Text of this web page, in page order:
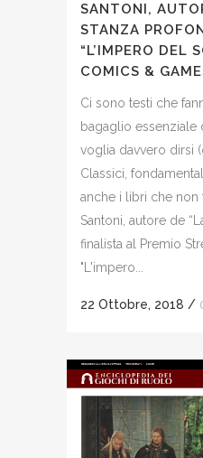
SANTONI,
STANZA
“L’IMPERO DEL
COMICS &
Ci sono testi che
bagaglio
voglia davvero dirsi
Classici,
anche i libri che non
Santoni, autore de
finalista al Premio
"L'impero...
22 Ottobre, 2018 /